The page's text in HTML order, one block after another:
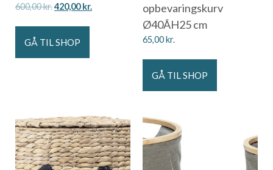
600,00kr.420,00kr.
GÅ TIL SHOP
opbevaringskurv
Ø40ÃH25 cm
65,00kr.
GÅ TIL SHOP